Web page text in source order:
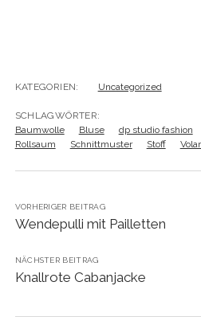
KATEGORIEN: Uncategorized
SCHLAGWÖRTER:
Baumwolle
Bluse dp studio fashion
Rollsaum
Schnittmuster Stoff
VORHERIGER BEITRAG
Wendepulli mit Pailletten
NÄCHSTER BEITRAG
Knallrote Cabanjacke